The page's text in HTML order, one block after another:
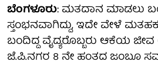
ಬೆಂಗಳೂರು: ಮತದಾನ ಮಾಡಲು
ಸ್ತಂಭನವಾಗಿದ್ದು, ಇದೇ ವೇಳೆ
ಬಂದಿದ್ದ ವೈದ್ಯರೊಬ್ಬರು ಆಕೆಯ
ಜೆ.ಪಿ.ನಗರ 8 ನೇ ಹಂತದ ಜಂಬೂ